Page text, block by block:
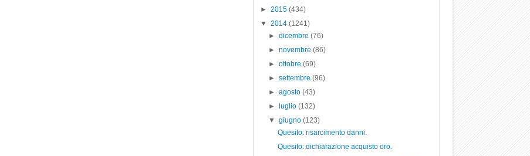
► 2015 (434)
▼ 2014 (1241)
► dicembre (76)
► novembre (86)
► ottobre (69)
► settembre (96)
► agosto (43)
►
luglio (132)
▼ giugno (123)
Quesito: risarcimento danni.
Quesito: dichiarazione acquisto oro.